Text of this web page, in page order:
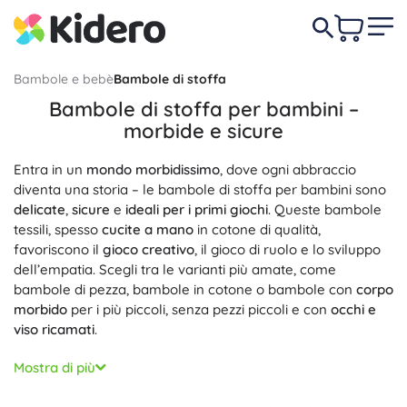
Bambole e bebèBambole di stoffa
Bambole di stoffa per bambini –
morbide e sicure
Entra in un mondo morbidissimo, dove ogni abbraccio
diventa una storia – le bambole di stoffa per bambini sono
delicate, sicure e ideali per i primi giochi. Queste bambole
tessili, spesso cucite a mano in cotone di qualità,
favoriscono il gioco creativo, il gioco di ruolo e lo sviluppo
dell’empatia. Scegli tra le varianti più amate, come
bambole di pezza, bambole in cotone o bambole con corpo
morbido per i più piccoli, senza pezzi piccoli e con occhi e
viso ricamati.
Il cotone delicato, le fibre naturali e le cuciture accurate
garantiscono
Mostra di più